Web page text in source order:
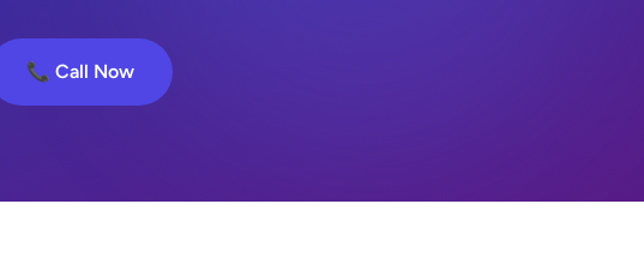
📞 Call Now